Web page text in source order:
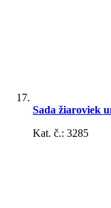
Sada žiaroviek
Kat. č.: 3285